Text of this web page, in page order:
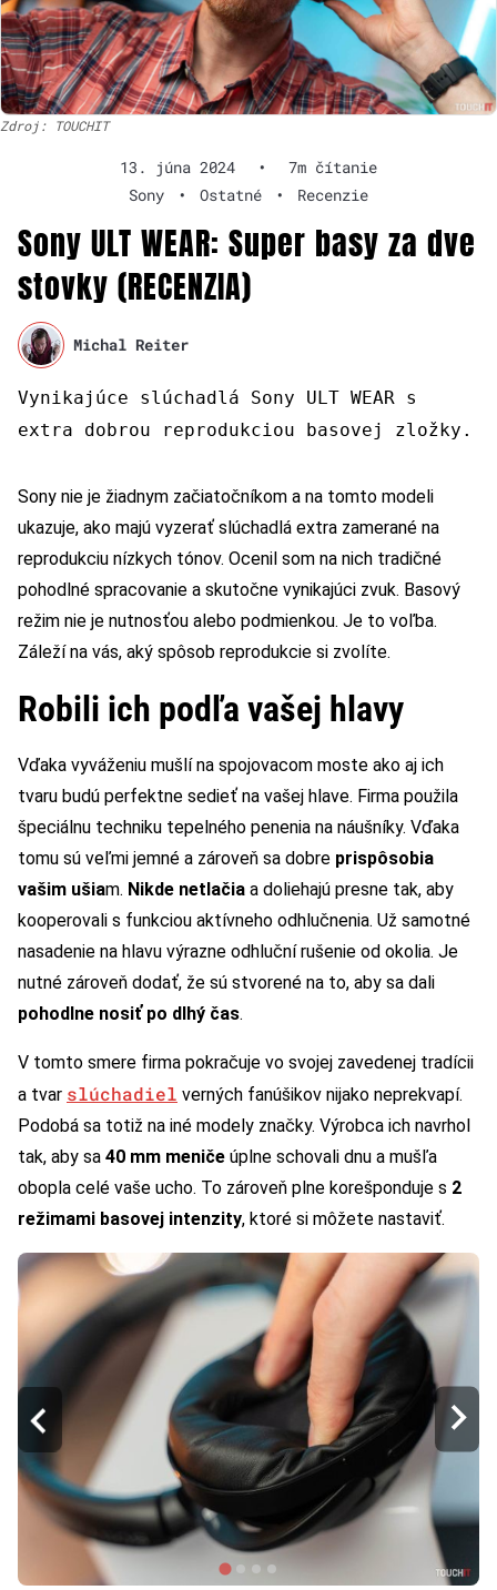
Zdroj: TOUCHIT
13. júna 2024 •
7m čítanie
Sony
• Ostatné • Recenzie
Sony ULT WEAR: Super basy za dve
stovky (RECENZIA)
Michal Reiter
Vynikajúce slúchadlá Sony ULT WEAR s
extra dobrou reprodukciou basovej zložky.
Sony nie je žiadnym začiatočníkom a na tomto modeli
ukazuje, ako majú vyzerať slúchadlá extra zamerané na
reprodukciu nízkych tónov. Ocenil som na nich tradičné
pohodlné spracovanie a skutočne vynikajúci zvuk. Basový
režim nie je nutnosťou alebo podmienkou. Je to voľba.
Záleží na vás, aký spôsob reprodukcie si zvolíte.
Robili ich podľa vašej hlavy
Vďaka vyváženiu mušlí na spojovacom moste ako aj ich
tvaru budú perfektne sedieť na vašej hlave. Firma použila
špeciálnu techniku tepelného penenia na náušníky. Vďaka
tomu sú veľmi jemné a zároveň sa dobre prispôsobia
vašim ušiam. Nikde netlačia a doliehajú presne tak, aby
kooperovali s funkciou aktívneho odhlučnenia. Už samotné
nasadenie na hlavu výrazne odhluční rušenie od okolia. Je
nutné zároveň dodať, že sú stvorené na to, aby sa dali
pohodlne nosiť po dlhý čas.
V tomto smere firma pokračuje vo svojej zavedenej tradícii
a tvar slúchadiel verných fanúšikov nijako neprekvapí.
Podobá sa totiž na iné modely značky. Výrobca ich navrhol
tak, aby sa 40 mm meniče úplne schovali dnu a mušľa
obopla celé vaše ucho. To zároveň plne korešponduje s 2
režimami basovej intenzity, ktoré si môžete nastaviť.